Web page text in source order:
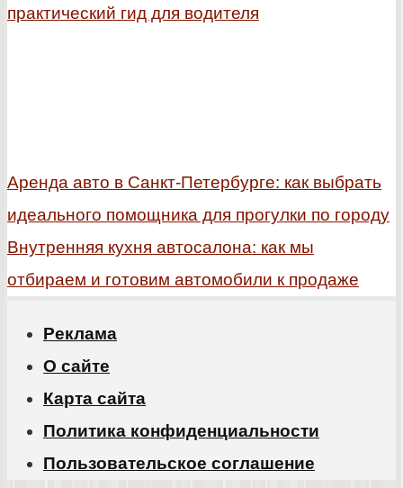
практический гид для водителя
Аренда авто в Санкт-Петербурге: как выбрать
идеального помощника для прогулки по городу
Внутренняя кухня автосалона: как мы
отбираем и готовим автомобили к продаже
Реклама
О сайте
Карта сайта
Политика конфиденциальности
Пользовательское соглашение